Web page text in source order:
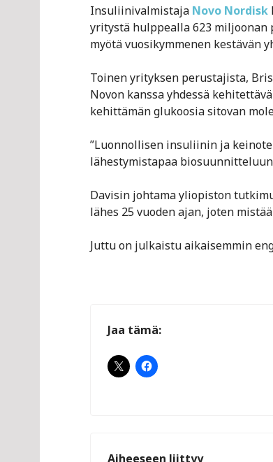
Insuliinivalmistaja Novo Nordisk
yritystä hulppealla 623 miljoonan
myötä vuosikymmenen kestävän
Toinen yrityksen perustajista,
Novon kanssa yhdessä
kehittämän glukoosia sitovan
”Luonnollisen insuliinin ja
lähestymistapaa
Davisin johtama yliopiston
lähes 25 vuoden ajan, joten
Juttu on julkaistu aikaisemmin
Jaa tämä:
Aiheeseen liittyy